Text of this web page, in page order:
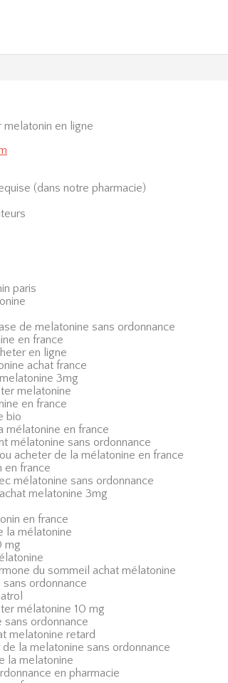
en ligne
(dans notre pharmacie)
paris
de melatonine sans ordonnance
en france
en ligne
achat france
3mg
melatonine
en france
bio
mélatonine en france
mélatonine sans ordonnance
acheter de la mélatonine en france
en france
mélatonine sans ordonnance
melatonine 3mg
en france
la mélatonine
mg
du sommeil achat mélatonine
ordonnance
mélatonine 10 mg
ordonnance
melatonine retard
la melatonine sans ordonnance
la melatonine
en pharmacie